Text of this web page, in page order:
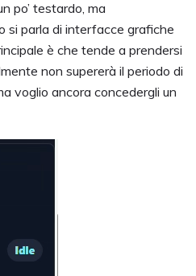
po’ testardo, ma
si parla di interfacce grafiche
è che tende a prendersi
non supererà il periodo di
voglio ancora concedergli un